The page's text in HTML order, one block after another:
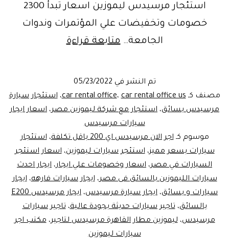
استئجار مرسيدس ليموزين اسعار تبدأ 2300
خصومات وتخفيضات علي المؤتمرات وندوات
الجامعة…متابعة قراءة
ايجار
مرسيدس
تم النشر في 05/23/2022
مصنف كـ
car rental office،car rental office us ،استئجار سيارة
مرسيدس بسائق، استئجار مع شركة ليموزين مصر، اسعار ايجار
سيارات مرسيدس
موسوم كـاجر الان مرسيدس اي 200 باقل تكلفة ،استئجار
سيارات بسعر مميز،استئجر سيارات ليموزين،اسعار استئجر
السيارات في مصر، اسعار وخصومات علي ايجار، ايجار احدث
سيارات الليموزين بالسائق فى مصر،ايجار سيارات فارهه،ايجار
سيارات و بسائق، ايجار سيارة مرسيدس،
ايجار مرسيدس E200
بالسائق،تاجير سيارات حديثة بجودة عالية،تاجير سيارات
مرسيدس،ليموزين مطار القاهرة مرسيدس لتاجير،مكتب اجر
سيارات ليموزين